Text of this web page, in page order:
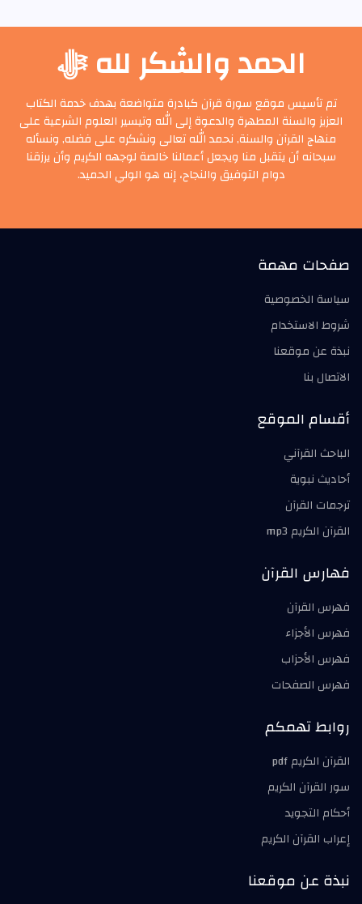
الحمد والشكر لله ﷻ
تم تأسيس موقع سورة قرآن كبادرة متواضعة بهدف خدمة الكتاب
العزيز والسنة المطهرة والدعوة إلى الله وتيسير العلوم الشرعية على
منهاج القرآن والسنة, نحمد الله تعالى ونشكره على فضله, ونسأله
سبحانه أن يتقبل منا ويجعل أعمالنا خالصة لوجهه الكريم وأن يرزقنا
دوام التوفيق والنجاح، إنه هو الولي الحميد.
صفحات مهمة
سياسة الخصوصية
شروط الاستخدام
نبذة عن موقعنا
الاتصال بنا
أقسام الموقع
الباحث القرآني
أحاديث نبوية
ترجمات القرآن
القرآن الكريم mp3
فهارس القرآن
فهرس القرآن
فهرس الأجزاء
فهرس الأحزاب
فهرس الصفحات
روابط تهمكم
القرآن الكريم pdf
سور القرآن الكريم
أحكام التجويد
إعراب القرآن الكريم
نبذة عن موقعنا